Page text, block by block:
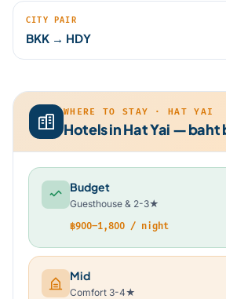
CITY PAIR
BKK → HDY
WHERE TO STAY · HAT YAI
Hotels in Hat Yai — baht
Budget
Guesthouse & 2-3★
฿900–1,800 / night
Mid
Comfort 3-4★